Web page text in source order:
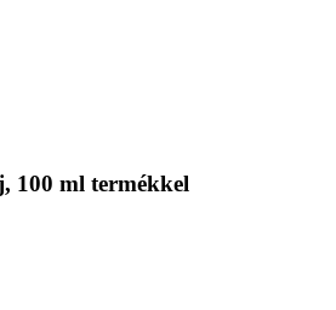
100 ml termékkel